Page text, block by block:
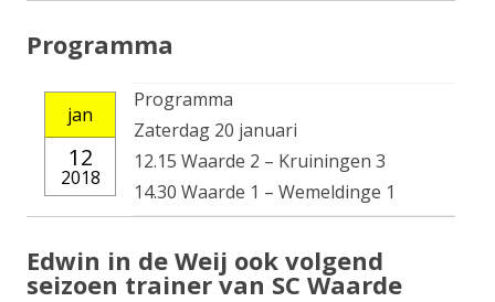
Programma
jan
12
2018
Programma
Zaterdag 20 januari
12.15 Waarde 2 – Kruiningen 3
14.30 Waarde 1 – Wemeldinge 1
Edwin in de Weij ook volgend
seizoen trainer van SC Waarde